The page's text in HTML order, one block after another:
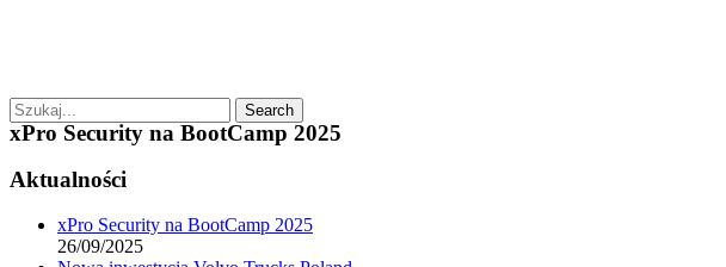
Search
xPro Security na BootCamp 2025
Aktualności
xPro Security na BootCamp 2025
26/09/2025